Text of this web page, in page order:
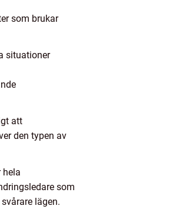
som brukar
situationer
att
den typen av
hela
som
lägen.